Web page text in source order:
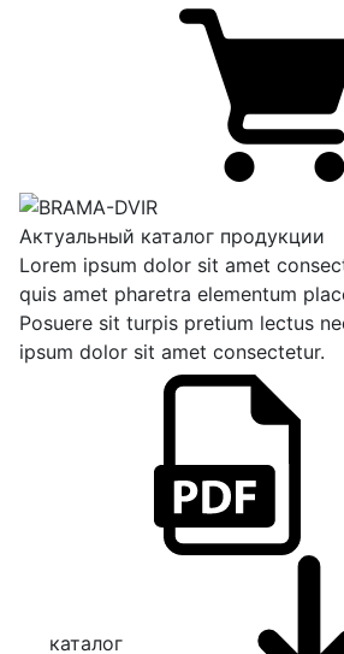
Актуальный каталог продукции
Lorem ipsum dolor sit amet
quis amet pharetra elementum
Posuere sit turpis pretium lectus
ipsum dolor sit amet consectetur.
каталог